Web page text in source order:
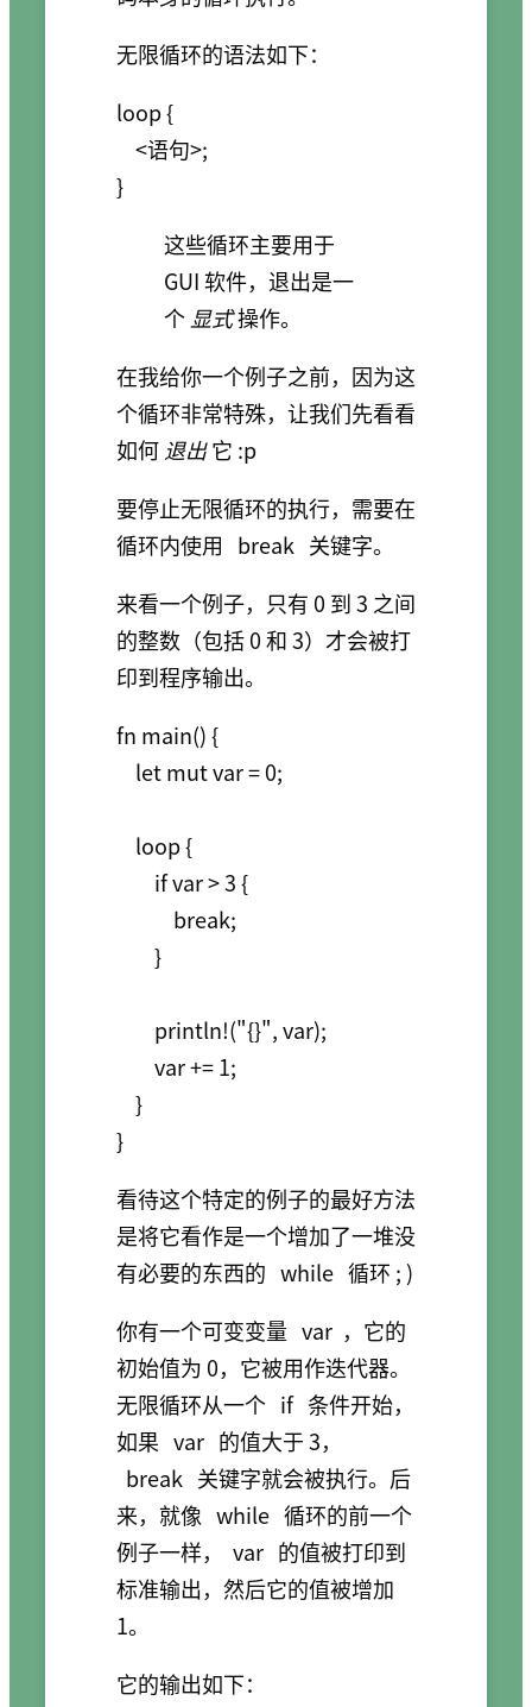
无限循环的语法如下：
loop {
这些循环主要用于
GUI 软件，退出是一
个显式操作。
在我给你一个例子之前，因为这
个循环非常特殊，让我们先看看
如何退出它 :p
要停止无限循环的执行，需要在
循环内使用 break 关键字。
来看一个例子，只有 0 到 3 之间
的整数（包括 0 和 3）才会被打
印到程序输出。
fn main() {
看待这个特定的例子的最好方法
是将它看作是一个增加了一堆没
有必要的东西的 while 循环 ; )
你有一个可变变量 var ，它的
初始值为 0，它被用作迭代器。
无限循环从一个 if 条件开始，
如果 var 的值大于 3，
break 关键字就会被执行。后
来，就像 while 循环的前一个
例子一样，
var 的值被打印到
标准输出，然后它的值被增加
1。
它的输出如下：